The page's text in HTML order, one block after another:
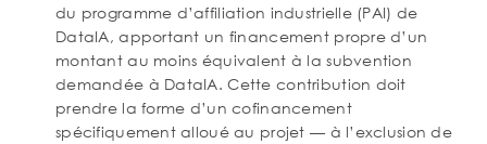
du programme d’affiliation industrielle (PAI) de
DataIA, apportant un financement propre d’un
montant au moins équivalent à la subvention
demandée à DataIA. Cette contribution doit
prendre la forme d’un cofinancement
spécifiquement alloué au projet — à l’exclusion de